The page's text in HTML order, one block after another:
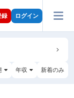
録 ログイン
年収 新着のみ